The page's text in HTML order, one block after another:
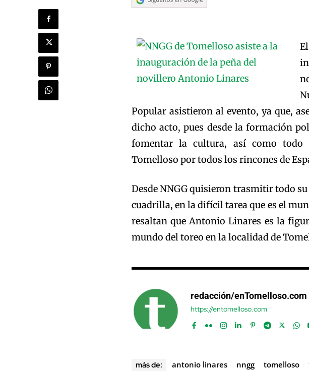
Popular asistieron al evento, ya que,
dicho acto, pues desde la formación
fomentar la cultura, así como todo
Tomelloso por todos los rincones de
Desde NNGG quisieron trasmitir todo
cuadrilla, en la difícil tarea que es el
resaltan que Antonio Linares es la
mundo del toreo en la localidad de
redacción/enTomelloso.com
https://entomelloso.com
más de: antonio linares nngg tomelloso